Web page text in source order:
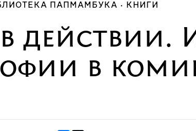
ПАПМАМБУКА КНИГИ
действии.
в